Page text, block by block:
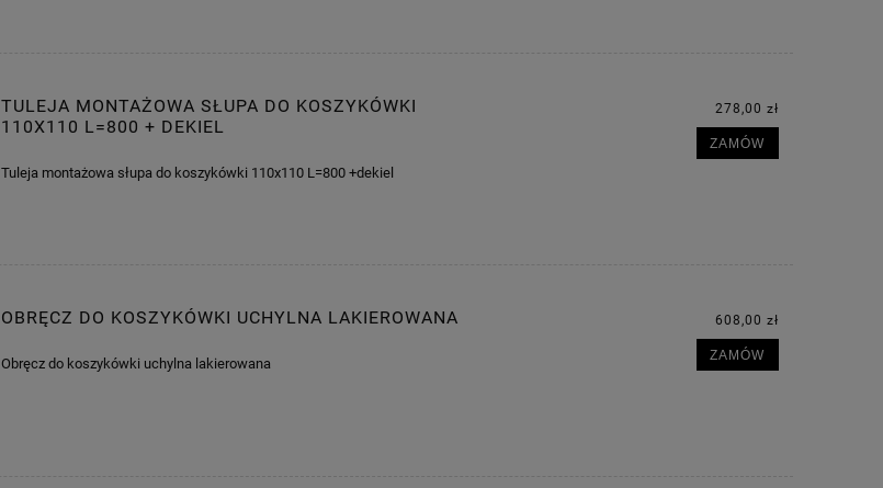
TULEJA MONTAŻOWA SŁUPA DO KOSZYKÓWKI
110X110 L=800 + DEKIEL
Tuleja montażowa słupa do koszykówki 110x110 L=800 +dekiel
278,00 zł
ZAMÓW
OBRĘCZ DO KOSZYKÓWKI UCHYLNA LAKIEROWANA
Obręcz do koszykówki uchylna lakierowana
608,00 zł
ZAMÓW